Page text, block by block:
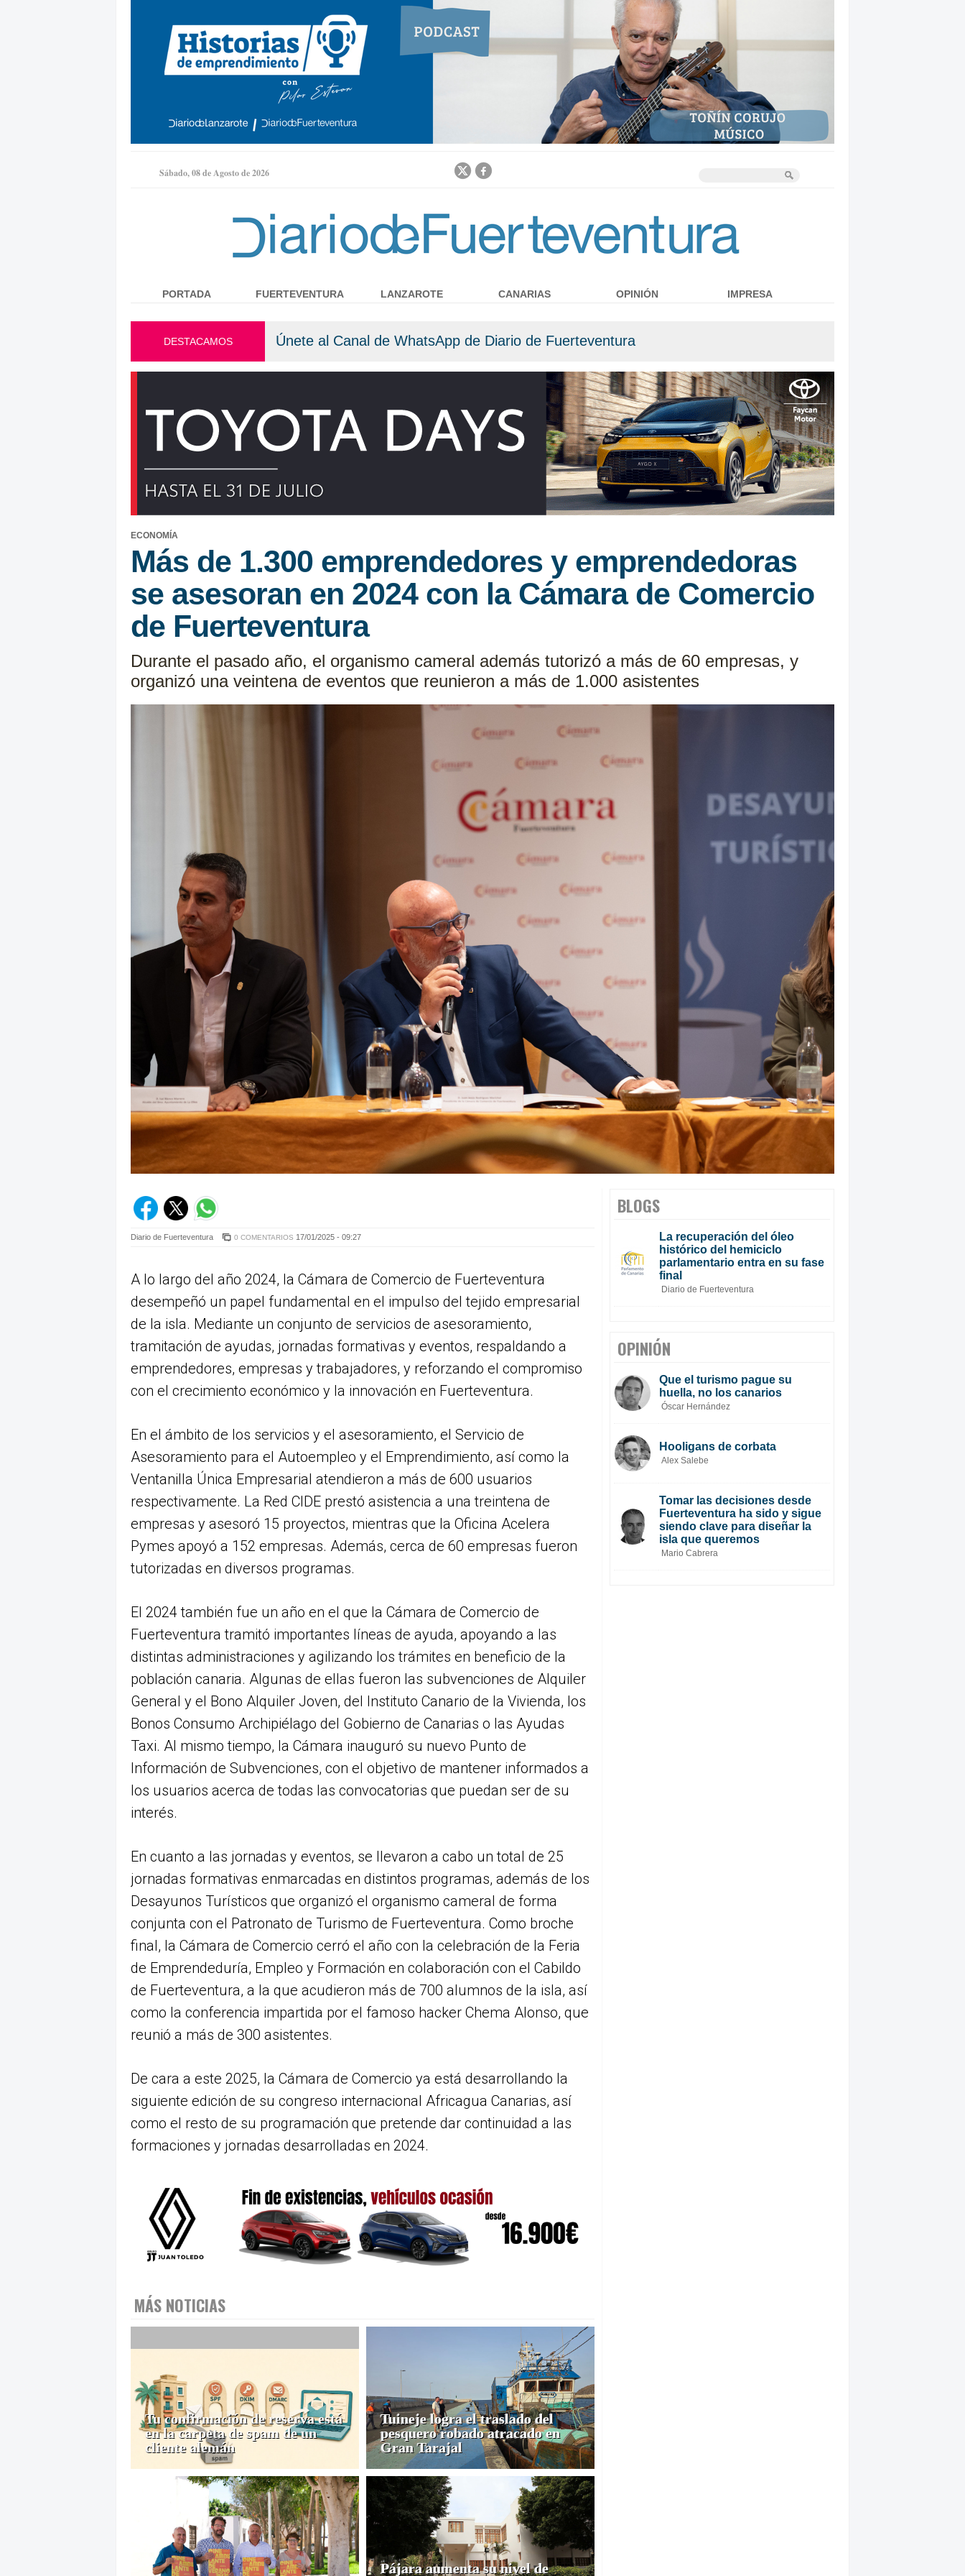
Jump to navigation
Sábado, 08 de Agosto de 2026
DESTACAMOS Únete al Canal de WhatsApp de Diario de Fuerteventura
ECONOMÍA
Más de 1.300 emprendedores y emprendedoras
se asesoran en 2024 con la Cámara de Comercio
de Fuerteventura
Durante el pasado año, el organismo cameral además tutorizó a más de 60 empresas, y
organizó una veintena de eventos que reunieron a más de 1.000 asistentes
Diario de Fuerteventura 0 COMENTARIOS 17/01/2025 - 09:27
A lo largo del año 2024, la Cámara de Comercio de Fuerteventura
desempeñó un papel fundamental en el impulso del tejido empresarial
de la isla. Mediante un conjunto de servicios de asesoramiento,
tramitación de ayudas, jornadas formativas y eventos, respaldando a
emprendedores, empresas y trabajadores, y reforzando el compromiso
con el crecimiento económico y la innovación en Fuerteventura.
En el ámbito de los servicios y el asesoramiento, el Servicio de
Asesoramiento para el Autoempleo y el Emprendimiento, así como la
Ventanilla Única Empresarial atendieron a más de 600 usuarios
respectivamente. La Red CIDE prestó asistencia a una treintena de
empresas y asesoró 15 proyectos, mientras que la Oficina Acelera
Pymes apoyó a 152 empresas. Además, cerca de 60 empresas fueron
tutorizadas en diversos programas.
El 2024 también fue un año en el que la Cámara de Comercio de
Fuerteventura tramitó importantes líneas de ayuda, apoyando a las
distintas administraciones y agilizando los trámites en beneficio de la
población canaria. Algunas de ellas fueron las subvenciones de Alquiler
General y el Bono Alquiler Joven, del Instituto Canario de la Vivienda, los
Bonos Consumo Archipiélago del Gobierno de Canarias o las Ayudas
Taxi. Al mismo tiempo, la Cámara inauguró su nuevo Punto de
Información de Subvenciones, con el objetivo de mantener informados a
los usuarios acerca de todas las convocatorias que puedan ser de su
interés.
En cuanto a las jornadas y eventos, se llevaron a cabo un total de 25
jornadas formativas enmarcadas en distintos programas, además de los
Desayunos Turísticos que organizó el organismo cameral de forma
conjunta con el Patronato de Turismo de Fuerteventura. Como broche
final, la Cámara de Comercio cerró el año con la celebración de la Feria
de Emprendeduría, Empleo y Formación en colaboración con el Cabildo
de Fuerteventura, a la que acudieron más de 700 alumnos de la isla, así
como la conferencia impartida por el famoso hacker Chema Alonso, que
reunió a más de 300 asistentes.
De cara a este 2025, la Cámara de Comercio ya está desarrollando la
siguiente edición de su congreso internacional Africagua Canarias, así
como el resto de su programación que pretende dar continuidad a las
formaciones y jornadas desarrolladas en 2024.
MÁS NOTICIAS
Tu confirmación de reserva está
en la carpeta de spam de un
cliente alemán
Tuineje logra el traslado del
pesquero robado atracado en
Gran Tarajal
Pájara aumenta su nivel de
PORTADA FUERTEVENTURA LANZAROTE CANARIAS OPINIÓN IMPRESA
BLOGS
La recuperación del óleo
histórico del hemiciclo
parlamentario entra en su fase
final
Diario de Fuerteventura
OPINIÓN
Que el turismo pague su
huella, no los canarios
Óscar Hernández
Hooligans de corbata
Alex Salebe
Tomar las decisiones desde
Fuerteventura ha sido y sigue
siendo clave para diseñar la
isla que queremos
Mario Cabrera